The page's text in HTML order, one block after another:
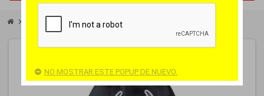
chevron_right chevron_right Bolsa Fuck & Fist
NO MOSTRAR ESTE POPUP DE NUEVO.